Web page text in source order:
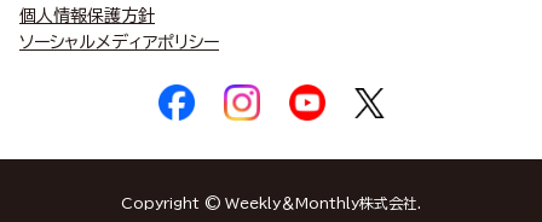
個人情報保護方針
ソーシャルメディアポリシー
Copyright © Weekly＆Monthly株式会社.